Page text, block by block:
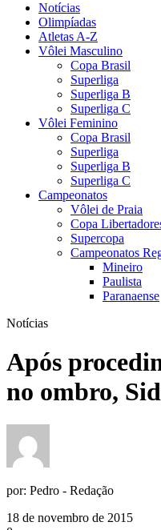
Notícias
Olimpíadas
Atletas A-Z
Vôlei Masculino
Copa Brasil
Superliga
Superliga B
Superliga C
Vôlei Feminino
Copa Brasil
Superliga
Superliga B
Superliga C
Campeonatos
Vôlei de Praia
Copa
Supercopa
Campeonatos
Mineiro
Paulista
Paranaense
Notícias
Após
no ombro,
por: Pedro - Redação
18 de novembro de 2015